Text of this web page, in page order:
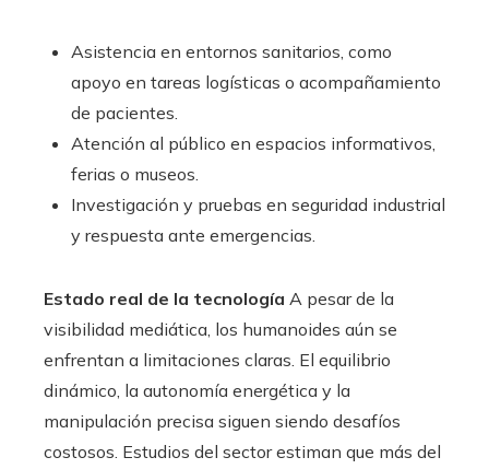
Asistencia en entornos sanitarios, como
apoyo en tareas logísticas o acompañamiento
de pacientes.
Atención al público en espacios informativos,
ferias o museos.
Investigación y pruebas en seguridad industrial
y respuesta ante emergencias.
Estado real de la tecnología A pesar de la
visibilidad mediática, los humanoides aún se
enfrentan a limitaciones claras. El equilibrio
dinámico, la autonomía energética y la
manipulación precisa siguen siendo desafíos
costosos. Estudios del sector estiman que más del